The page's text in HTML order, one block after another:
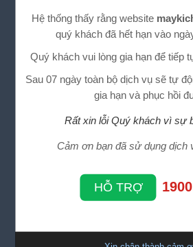
Hệ thống thấy rằng website
quý khách đã hết hạn vào
Quý khách vui lòng gia hạn để tiếp
Sau 07 ngày toàn bộ dịch vụ sẽ tự
gia hạn và phục hồi
Rất xin lỗi Quý khách vì sự
Cảm ơn bạn đã sử dụng dịch
HỖ TRỢ